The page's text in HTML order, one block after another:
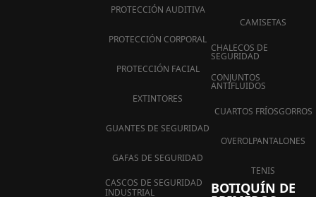
PROTECCIÓN AUDITIVA
PROTECCIÓN CORPORAL
PROTECCIÓN FACIAL
EXTINTORES
GUANTES DE SEGURIDAD
GAFAS DE SEGURIDAD
CASCOS DE SEGURIDAD
INDUSTRIAL
CAMISETAS
CHALECOS DE
SEGURIDAD
CONJUNTOS
ANTIFLUIDOS
CUARTOS FRÍOSGORROS
OVEROLPANTALONES
TENIS
BOTIQUÍN DE